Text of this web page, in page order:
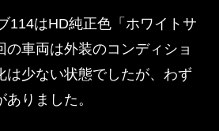
114はHD純正色「ホワイトサ
の車両は外装のコンディショ
は少ない状態でしたが、わず
りました。